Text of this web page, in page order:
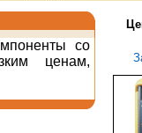
со
ценам,